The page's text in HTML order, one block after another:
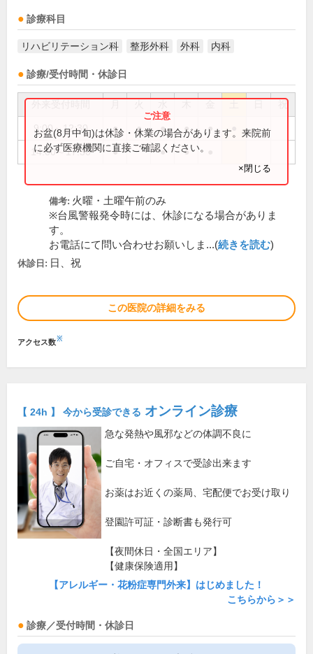
診療科目
リハビリテーション科 整形外科 外科 内科
診療/受付時間・休診日
祝
9:00～12:30 ● ● ● ● ●
14:00～17:30 ● ● ●
お盆(8月中旬)は休診・休業の場合があります。来院前
に必ず医療機関に直接ご確認ください。
×閉じる
備考: 火曜・土曜午前のみ
※台風警報発令時には、休診になる場合がありま
す。
お電話にて問い合わせお願いしま...(続きを読む)
休診日: 日、祝
この医院の詳細をみる
アクセス数※
【 24h 】 今から受診できる オンライン診療
急な発熱や風邪などの体調不良に
ご自宅・オフィスで受診出来ます
お薬はお近くの薬局、宅配便でお受け取り
登園許可証・診断書も発行可
【夜間休日・全国エリア】
【健康保険適用】
【アレルギー・花粉症専門外来】はじめました！
こちらから＞＞
診療／受付時間・休診日